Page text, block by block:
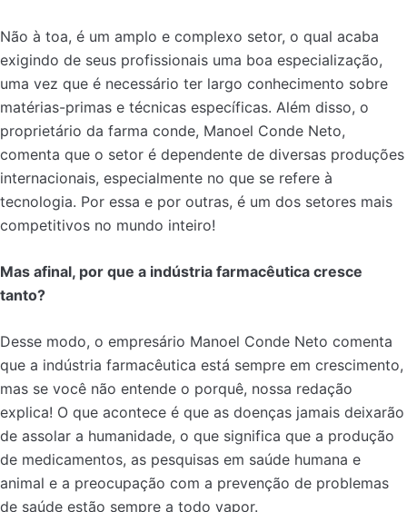
Não à toa, é um amplo e complexo setor, o qual acaba
exigindo de seus profissionais uma boa especialização,
uma vez que é necessário ter largo conhecimento sobre
matérias-primas e técnicas específicas. Além disso, o
proprietário da farma conde, Manoel Conde Neto,
comenta que o setor é dependente de diversas produções
internacionais, especialmente no que se refere à
tecnologia. Por essa e por outras, é um dos setores mais
competitivos no mundo inteiro!
Mas afinal, por que a indústria farmacêutica cresce
tanto?
Desse modo, o empresário Manoel Conde Neto comenta
que a indústria farmacêutica está sempre em crescimento,
mas se você não entende o porquê, nossa redação
explica! O que acontece é que as doenças jamais deixarão
de assolar a humanidade, o que significa que a produção
de medicamentos, as pesquisas em saúde humana e
animal e a preocupação com a prevenção de problemas
de saúde estão sempre a todo vapor.